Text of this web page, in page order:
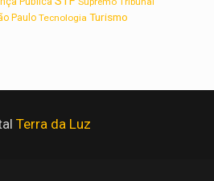
Paulo Tecnologia Turismo
Terra da Luz